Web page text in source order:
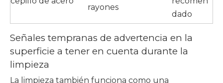
rayones
dado
Señales tempranas de advertencia en la
superficie a tener en cuenta durante la
limpieza
La limpieza también funciona como una